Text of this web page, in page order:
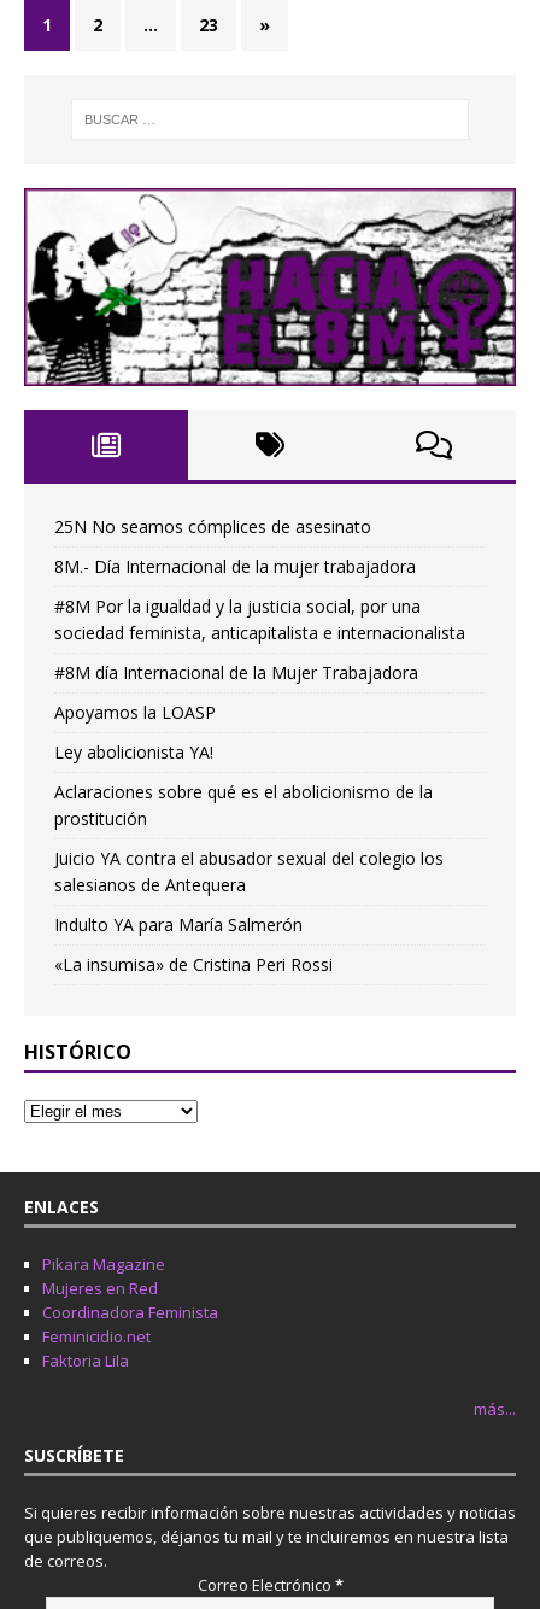
1 2 … 23 »
25N No seamos cómplices de asesinato
8M.- Día Internacional de la mujer trabajadora
#8M Por la igualdad y la justicia social, por una
sociedad feminista, anticapitalista e internacionalista
#8M día Internacional de la Mujer Trabajadora
Apoyamos la LOASP
Ley abolicionista YA!
Aclaraciones sobre qué es el abolicionismo de la
prostitución
Juicio YA contra el abusador sexual del colegio los
salesianos de Antequera
Indulto YA para María Salmerón
«La insumisa» de Cristina Peri Rossi
HISTÓRICO
ENLACES
Pikara Magazine
Mujeres en Red
Coordinadora Feminista
Feminicidio.net
Faktoria Lila
más...
SUSCRÍBETE
Si quieres recibir información sobre nuestras actividades y noticias
que publiquemos, déjanos tu mail y te incluiremos en nuestra lista
de correos.
Correo Electrónico *